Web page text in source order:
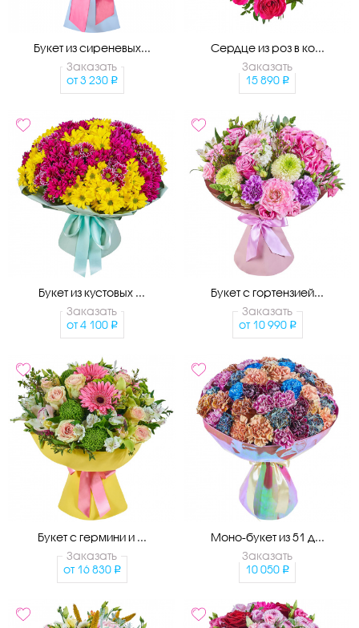
Букет из сиреневых...
Заказать
от 3 230
Сердце из роз в ко...
Заказать
15 890
Букет из кустовых ...
Заказать
от 4 100
Букет с гортензией...
Заказать
от 10 990
Букет с гермини и ...
Заказать
от 16 830
Моно-букет из 51 д...
Заказать
10 050